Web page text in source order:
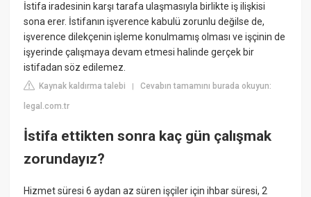
İstifa iradesinin karşı tarafa ulaşmasıyla birlikte iş ilişkisi
sona erer. İstifanın işverence kabulü zorunlu değilse de,
işverence dilekçenin işleme konulmamış olması ve işçinin de
işyerinde çalışmaya devam etmesi halinde gerçek bir
istifadan söz edilemez.
Kaynak kaldırma talebi |Cevabın tamamını burada okuyun:
legal.com.tr
İstifa ettikten sonra kaç gün çalışmak
zorundayız?
Hizmet süresi 6 aydan az süren işçiler için ihbar süresi, 2